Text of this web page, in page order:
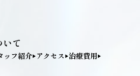
て
ッフ紹介 アクセス 治療費用